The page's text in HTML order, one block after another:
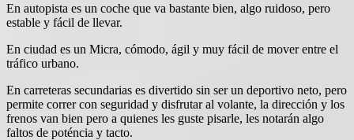
En autopista es un coche que va bastante bien, algo ruidoso, pero
estable y fácil de llevar.
En ciudad es un Micra, cómodo, ágil y muy fácil de mover entre el
tráfico urbano.
En carreteras secundarias es divertido sin ser un deportivo neto, pero
permite correr con seguridad y disfrutar al volante, la dirección y los
frenos van bien pero a quienes les guste pisarle, les notarán algo
faltos de poténcia y tacto.